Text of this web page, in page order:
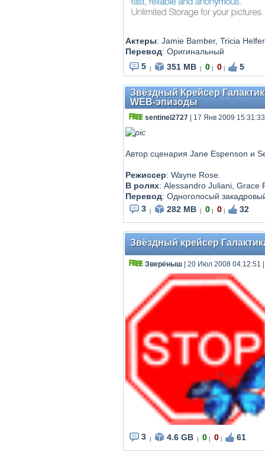
Актеры: Jamie Bamber, Tricia
Перевод: Оригинальный
5
351 MB 0 0 5
Звёздный Крейсер
WEB-эпизоды
sentinel2727 | 17 Янв 2009 15:31:33
Автор сценария Jane Espenson и
Режиссер: Wayne Rose.
В ролях: Alessandro Juliani, Grace
Перевод: Одноголосый
3
282 MB 0 0 32
Звёздный крейсер
Зверёныш | 20 Июл 2008 04:12:51
3 4.6 GB 0 0 61